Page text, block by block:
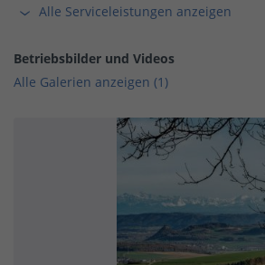
Alle Serviceleistungen anzeigen
Betriebsbilder und Videos
Alle Galerien anzeigen (1)